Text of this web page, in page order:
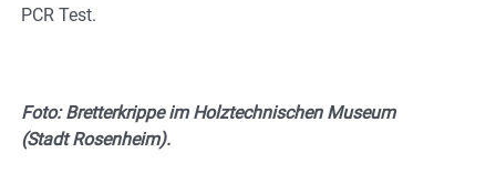
PCR Test.
Foto: Bretterkrippe im Holztechnischen Museum
(Stadt Rosenheim).